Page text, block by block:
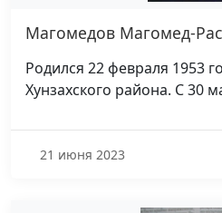
Магомедов Магомед-
Родился 22 февраля 1953
Хунзахского района. С 30
21 июня 2023